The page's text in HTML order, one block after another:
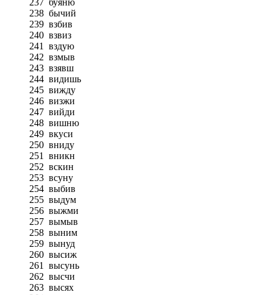
237 буяню
238 бычий
239 взбив
240 взвиз
241
вздую
242 взмыв
243 взявш
244 видишь
245 вижду
246 визжи
247 вийди
248 вишню
249 вкуси
250 вниду
251
вникн
252 вскин
253 всуну
254 выбив
255 выдум
256 выжми
257 вымыв
258 выним
259 вынуд
260 высиж
261
высунь
262 высчи
263 высях